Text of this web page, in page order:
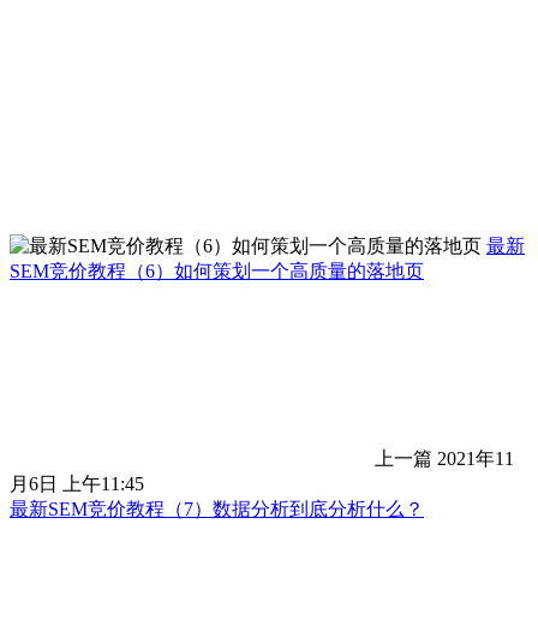
最新
SEM竞价教程（6）如何策划一个高质量的落地页
上一篇 2021年11
月6日 上午11:45
最新SEM竞价教程（7）数据分析到底分析什么？